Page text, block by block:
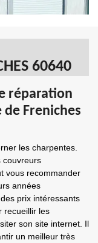
60640
réparation
Freniches
les charpentes.
couvreurs
vous recommander
années
prix intéressants
recueillir les
son site internet. Il
un meilleur très